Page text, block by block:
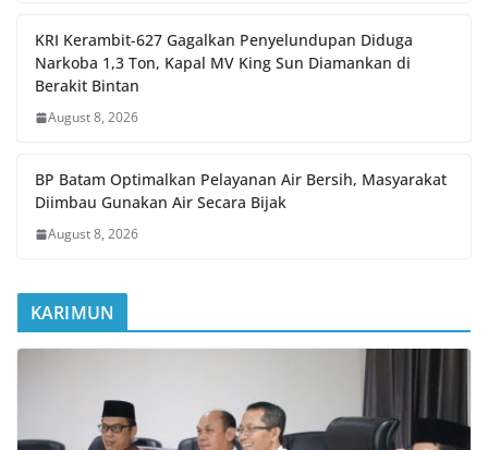
KRI Kerambit-627 Gagalkan Penyelundupan Diduga
Narkoba 1,3 Ton, Kapal MV King Sun Diamankan di
Berakit Bintan
August 8, 2026
BP Batam Optimalkan Pelayanan Air Bersih, Masyarakat
Diimbau Gunakan Air Secara Bijak
August 8, 2026
KARIMUN